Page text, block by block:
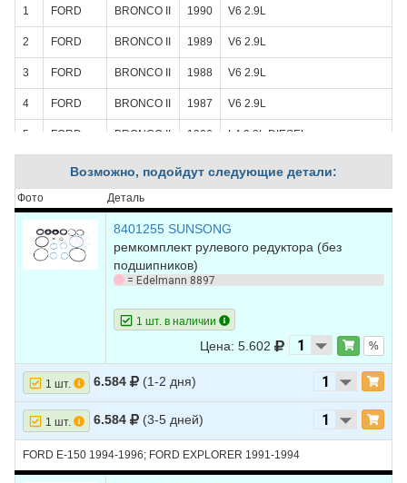
1 FORD BRONCO II 1990 V6 2.9L
2 FORD BRONCO II 1989 V6 2.9L
3 FORD BRONCO II 1988 V6 2.9L
4 FORD BRONCO II 1987 V6 2.9L
5 FORD BRONCO II 1986
L4 2.3L DIESEL -
BRONCO II 1986 V6 2.9L
7 FORD BRONCO II 1985 L4 2.2L DIESEL
FORD BRONCO II 1985
L4 2.3L DIESEL -
Turbocharged
BRONCO II 1985 V6 2.8L
BRONCO II 1984 V6 2.8L
1996 L6 4.9L
12 FORD F-150 1996
13 FORD F-150 1996
14 FORD F-150 1995 L6 4.9L
15 FORD F-150 1995 V8 5.0L
Возможно, подойдут следующие детали:
Фото Деталь
8401255 SUNSONG
ремкомплект рулевого редуктора (без
подшипников)
= Edelmann 8897
1 шт. в наличии
Цена: 5.602 %
1 шт. 6.584 (1-2 дня)
1 шт. 6.584 (3-5 дней)
FORD E-150 1994-1996; FORD EXPLORER 1991-1994